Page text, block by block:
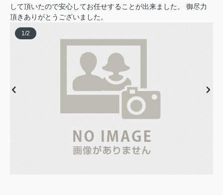
して頂いたので安心してお任せすることが出来ました。 御尽力
頂きありがとうございました。
1/2